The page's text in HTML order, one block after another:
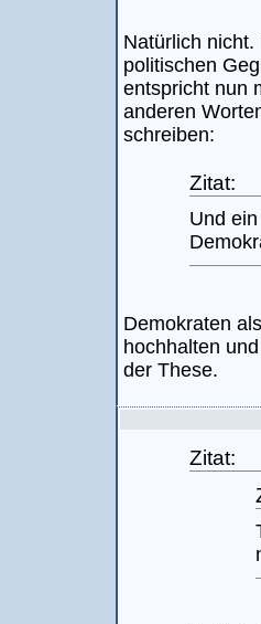
Natürlich
politischen
entspricht nun
anderen
schreiben:
Zitat:
Und
Demokraten
hochhalten
der These.
Zitat: